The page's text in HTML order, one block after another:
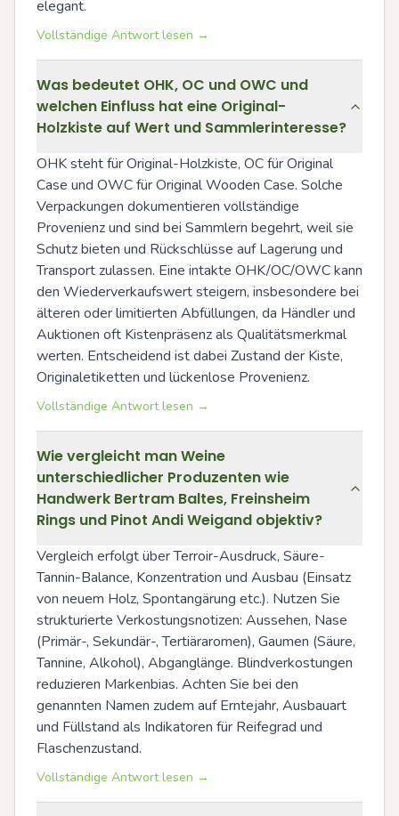
elegant.
Vollständige Antwort lesen →
Was bedeutet OHK, OC und OWC und
welchen Einfluss hat eine Original-
Holzkiste auf Wert und Sammlerinteresse?
OHK steht für Original-Holzkiste, OC für Original
Case und OWC für Original Wooden Case. Solche
Verpackungen dokumentieren vollständige
Provenienz und sind bei Sammlern begehrt, weil sie
Schutz bieten und Rückschlüsse auf Lagerung und
Transport zulassen. Eine intakte OHK/OC/OWC kann
den Wiederverkaufswert steigern, insbesondere bei
älteren oder limitierten Abfüllungen, da Händler und
Auktionen oft Kistenpräsenz als Qualitätsmerkmal
werten. Entscheidend ist dabei Zustand der Kiste,
Originaletiketten und lückenlose Provenienz.
Vollständige Antwort lesen →
Wie vergleicht man Weine
unterschiedlicher Produzenten wie
Handwerk Bertram Baltes, Freinsheim
Rings und Pinot Andi Weigand objektiv?
Vergleich erfolgt über Terroir-Ausdruck, Säure-
Tannin-Balance, Konzentration und Ausbau (Einsatz
von neuem Holz, Spontangärung etc.). Nutzen Sie
strukturierte Verkostungsnotizen: Aussehen, Nase
(Primär-, Sekundär-, Tertiäraromen), Gaumen (Säure,
Tannine, Alkohol), Abganglänge. Blindverkostungen
reduzieren Markenbias. Achten Sie bei den
genannten Namen zudem auf Erntejahr, Ausbauart
und Füllstand als Indikatoren für Reifegrad und
Flaschenzustand.
Vollständige Antwort lesen →